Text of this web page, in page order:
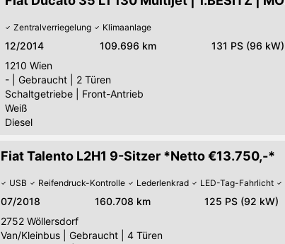
Zentralverriegelung Klimaanlage
12/2014 109.696 km 131 PS (96 kW)
1210 Wien
-
Gebraucht
2 Türen
Schaltgetriebe
Front-Antrieb
Weiß
Diesel
Fiat Talento L2H1 9-Sitzer *Netto €13.750,-*
USB Reifendruck-Kontrolle Lederlenkrad LED-Tag-Fahrlicht
07/2018 160.708 km 125 PS (92 kW)
2752 Wöllersdorf
Van/Kleinbus
Gebraucht
4 Türen